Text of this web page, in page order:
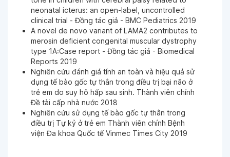
neonatal icterus: an open-label, uncontrolled
clinical trial - Đồng tác giả - BMC Pediatrics 2019
A novel de novo variant of LAMA2 contributes to
merosin deficient congenital muscular dystrophy
type 1A:Case report - Đồng tác giả - Biomedical
Reports 2019
Nghiên cứu đánh giá tính an toàn và hiệu quả sử
dụng tế bào gốc tự thân trong điều trị bại não ở
trẻ em do suy hô hấp sau sinh. Thành viên chính
Đề tài cấp nhà nước 2018
Nghiên cứu sử dụng tế bào gốc tự thân trong
điều trị Tự kỷ ở trẻ em Thành viên chính Bệnh
viện Đa khoa Quốc tế Vinmec Times City 2019
Ngày 16-04-2024
Ngày 17-11-2023
Ngày 17-11-2023
BS Chinh rất nhiệt tình tư vấn dễ hiểu cho người